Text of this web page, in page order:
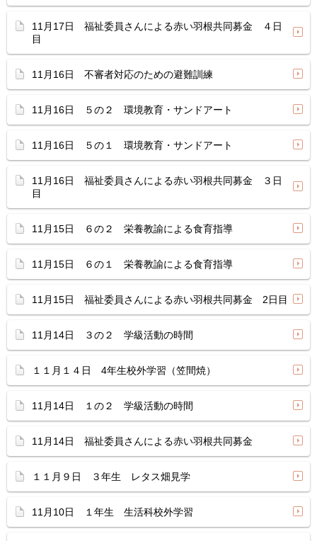
11月17日 福祉委員さんによる赤い羽根共同募金 ４日
目
11月16日 不審者対応のための避難訓練
11月16日 ５の２ 環境教育・サンドアート
11月16日 ５の１ 環境教育・サンドアート
11月16日 福祉委員さんによる赤い羽根共同募金 ３日
目
11月15日 ６の２ 栄養教諭による食育指導
11月15日 ６の１ 栄養教諭による食育指導
11月15日 福祉委員さんによる赤い羽根共同募金 2日目
11月14日 ３の２ 学級活動の時間
１１月１４日 4年生校外学習（笠間焼）
11月14日 １の２ 学級活動の時間
11月14日 福祉委員さんによる赤い羽根共同募金
１１月９日 ３年生 レタス畑見学
11月10日 １年生 生活科校外学習